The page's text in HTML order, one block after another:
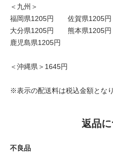
＜九州＞
福岡県1205円 佐賀県1205
大分県1205円 熊本県1205
鹿児島県1205円
＜沖縄県＞1645円
※表示の配送料は税込金額となり
返品
不良品